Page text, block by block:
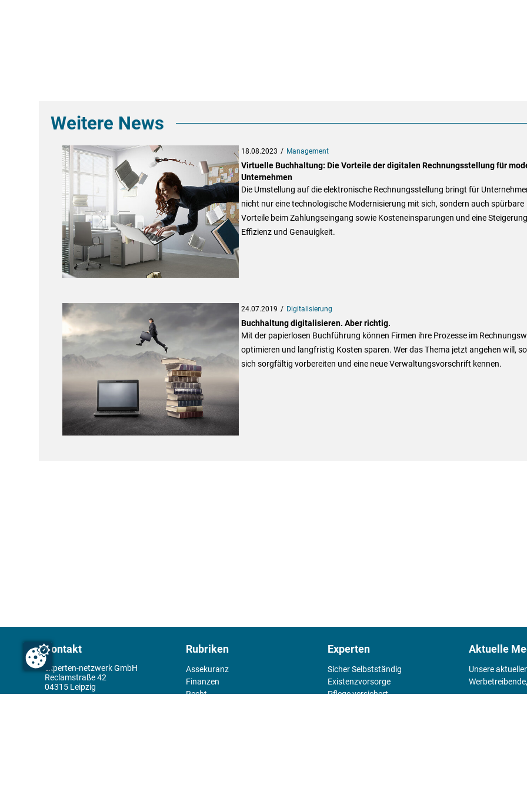
Weitere News
18.08.2023 Management
Virtuelle Buchhaltung: Die Vorteile der digitalen Rechnungsstellung für
Unternehmen
Die Umstellung auf die elektronische Rechnungsstellung bringt für
nicht nur eine technologische Modernisierung mit sich, sondern auch spürbare
Vorteile beim Zahlungseingang sowie Kosteneinsparungen und eine
Effizienz und Genauigkeit.
24.07.2019 Digitalisierung
Buchhaltung digitalisieren. Aber richtig.
Mit der papierlosen Buchführung können Firmen ihre Prozesse im
optimieren und langfristig Kosten sparen. Wer das Thema jetzt angehen will,
sich sorgfältig vorbereiten und eine neue Verwaltungsvorschrift kennen.
Kontakt
experten-netzwerk GmbH
Reclamstraße 42
04315 Leipzig
Rubriken
Assekuranz
Finanzen
Recht
Experten
Sicher Selbstständig
Existenz­vorsorge
Pflege versichert
Aktuelle
Unsere